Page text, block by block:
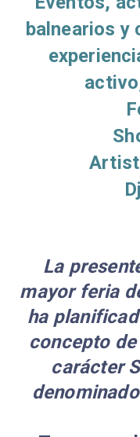
balnearios y
La
mayor feria
ha
concepto de
carácter